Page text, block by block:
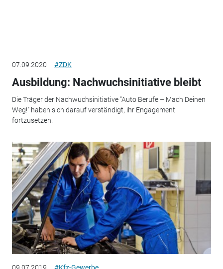
07.09.2020 #ZDK
Ausbildung: Nachwuchsinitiative bleibt
Die Träger der Nachwuchsinitiative "Auto Berufe – Mach Deinen
Weg!" haben sich darauf verständigt, ihr Engagement
fortzusetzen.